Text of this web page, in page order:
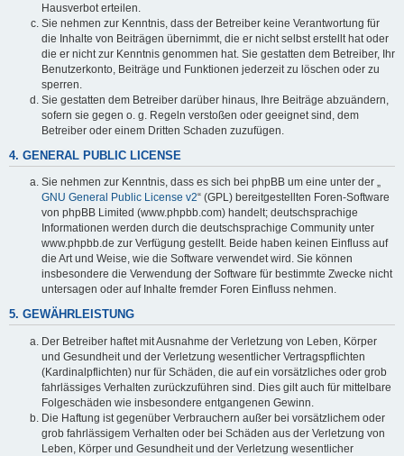
Hausverbot erteilen.
Sie nehmen zur Kenntnis, dass der Betreiber keine Verantwortung für
die Inhalte von Beiträgen übernimmt, die er nicht selbst erstellt hat oder
die er nicht zur Kenntnis genommen hat. Sie gestatten dem Betreiber, Ihr
Benutzerkonto, Beiträge und Funktionen jederzeit zu löschen oder zu
sperren.
Sie gestatten dem Betreiber darüber hinaus, Ihre Beiträge abzuändern,
sofern sie gegen o. g. Regeln verstoßen oder geeignet sind, dem
Betreiber oder einem Dritten Schaden zuzufügen.
4. GENERAL PUBLIC LICENSE
Sie nehmen zur Kenntnis, dass es sich bei phpBB um eine unter der „
GNU General Public License v2“ (GPL) bereitgestellten Foren-Software
von phpBB Limited (www.phpbb.com) handelt; deutschsprachige
Informationen werden durch die deutschsprachige Community unter
www.phpbb.de zur Verfügung gestellt. Beide haben keinen Einfluss auf
die Art und Weise, wie die Software verwendet wird. Sie können
insbesondere die Verwendung der Software für bestimmte Zwecke nicht
untersagen oder auf Inhalte fremder Foren Einfluss nehmen.
5. GEWÄHRLEISTUNG
Der Betreiber haftet mit Ausnahme der Verletzung von Leben, Körper
und Gesundheit und der Verletzung wesentlicher Vertragspflichten
(Kardinalpflichten) nur für Schäden, die auf ein vorsätzliches oder grob
fahrlässiges Verhalten zurückzuführen sind. Dies gilt auch für mittelbare
Folgeschäden wie insbesondere entgangenen Gewinn.
Die Haftung ist gegenüber Verbrauchern außer bei vorsätzlichem oder
grob fahrlässigem Verhalten oder bei Schäden aus der Verletzung von
Leben, Körper und Gesundheit und der Verletzung wesentlicher